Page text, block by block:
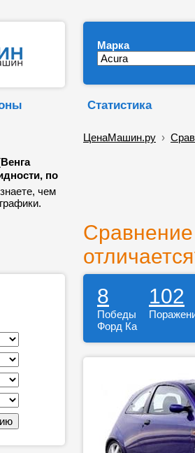
Марка
Статистика
по
чем
ЦенаМашин.ру ›
8 102
Победы
Форд Ка